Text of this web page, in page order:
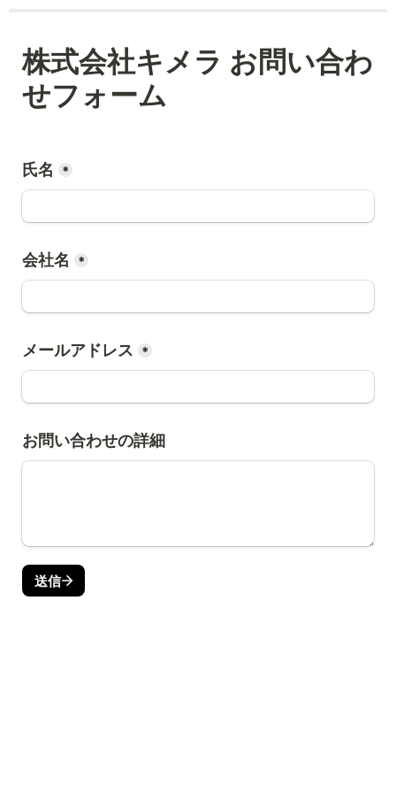
株式会社キメラ お問い合わ
せフォーム
氏名 *
会社名 *
メールアドレス *
お問い合わせの詳細
送信